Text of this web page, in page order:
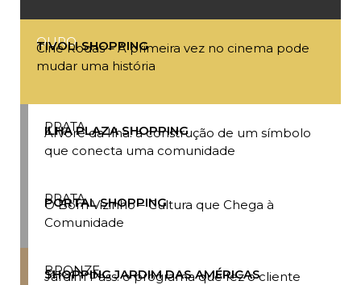
OURO
TIVOLI SHOPPING
Cine Rodas – A primeira vez no cinema pode
mudar uma história
PRATA
ILHA PLAZA SHOPPING
Árvore da Ilha: a construção de um símbolo
que conecta uma comunidade
PRATA
PORTAL SHOPPING
O Bom Vizinho – Cultura que Chega à
Comunidade
BRONZE
SHOPPING JARDIM DAS AMÉRICAS
Jardim Pass: o programa que fez o cliente